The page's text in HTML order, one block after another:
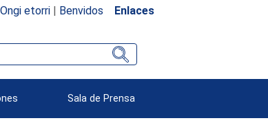
Ongi etorri| Benvidos Enlaces
Sala de Prensa